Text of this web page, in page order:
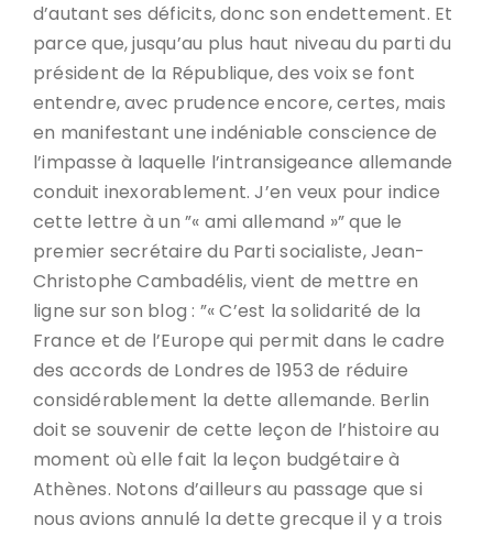
d’autant ses déficits, donc son endettement. Et
parce que, jusqu’au plus haut niveau du parti du
président de la République, des voix se font
entendre, avec prudence encore, certes, mais
en manifestant une indéniable conscience de
l’impasse à laquelle l’intransigeance allemande
conduit inexorablement. J’en veux pour indice
cette lettre à un ”« ami allemand »” que le
premier secrétaire du Parti socialiste, Jean-
Christophe Cambadélis, vient de mettre en
ligne sur son blog : ”« C’est la solidarité de la
France et de l’Europe qui permit dans le cadre
des accords de Londres de 1953 de réduire
considérablement la dette allemande. Berlin
doit se souvenir de cette leçon de l’histoire au
moment où elle fait la leçon budgétaire à
Athènes. Notons d’ailleurs au passage que si
nous avions annulé la dette grecque il y a trois